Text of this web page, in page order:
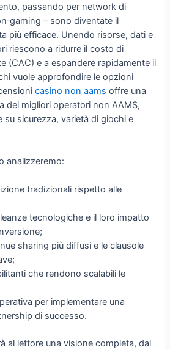
passando per network di
– sono diventate il
più efficace. Unendo risorse, dati e
riescono a ridurre il costo di
(CAC) e a espandere rapidamente il
vuole approfondire le opzioni
casino non aams offre una
dei migliori operatori non AAMS,
su sicurezza, varietà di giochi e
analizzeremo:
tradizionali rispetto alle
tecnologiche e il loro impatto
sharing più diffusi e le clausole
che rendono scalabili le
per implementare una
di successo.
al lettore una visione completa, dal